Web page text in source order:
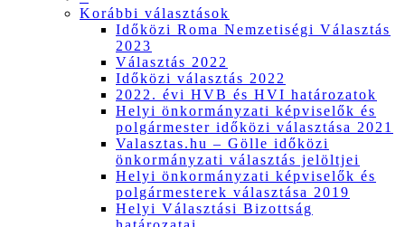
Korábbi választások
Időközi Roma Nemzetiségi Választás
2023
Választás 2022
Időközi választás 2022
2022. évi HVB és HVI határozatok
Helyi önkormányzati képviselők és
polgármester időközi választása 2021
Valasztas.hu – Gölle időközi
önkormányzati választás jelöltjei
Helyi önkormányzati képviselők és
polgármesterek választása 2019
Helyi Választási Bizottság